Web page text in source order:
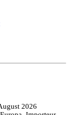
2026